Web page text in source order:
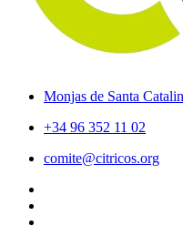
Monjas de Santa
+34 96 352 11 02
comite@citricos.org